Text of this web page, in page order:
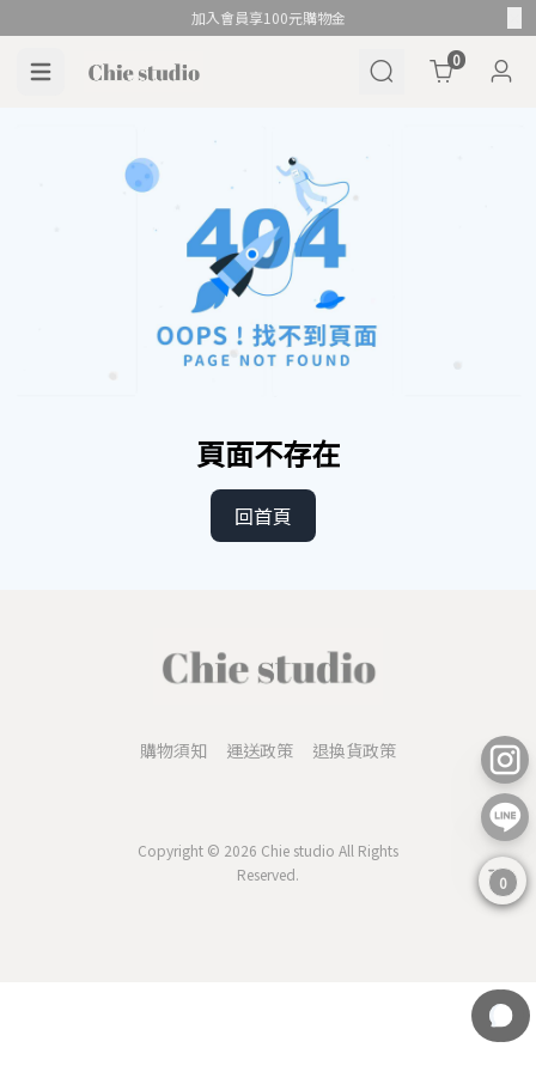
加入會員享100元購物金
Cart0
頁面不存在
回首頁
購物須知 運送政策 退換貨政策
Copyright © 2026 Chie studio All Rights
Reserved.
0